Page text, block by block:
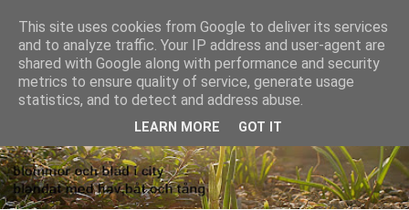
This site uses cookies from Google to deliver its services
and to analyze traffic. Your IP address and user-agent are
shared with Google along with performance and security
metrics to ensure quality of service, generate usage
statistics, and to detect and address abuse.
LEARN MORE GOT IT